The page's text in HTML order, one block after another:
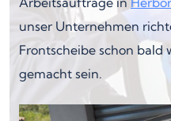
unser Unternehmen
Frontscheibe schon
gemacht sein.